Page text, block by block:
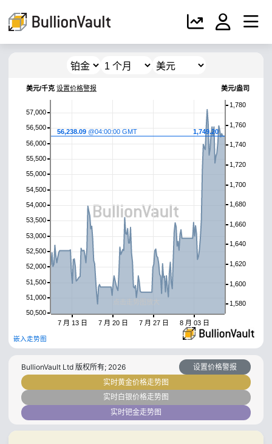
美元/千克 设置价格警报 美元/盎司
56,238.09 @04:00:00 GMT 1,749.20
7 月 13 日 7 月 20 日 7 月 27 日 8 月 03 日
50,500
51,000
51,500
52,000
52,500
53,000
53,500
54,000
54,500
55,000
55,500
56,000
56,500
57,000
1,580
1,600
1,620
1,640
1,660
1,680
1,700
1,720
1,740
1,760
1,780
嵌入走势图
BullionVault Ltd 版权所有; 2026
设置价格警报
实时黄金价格走势图
实时白银价格走势图
实时钯金走势图